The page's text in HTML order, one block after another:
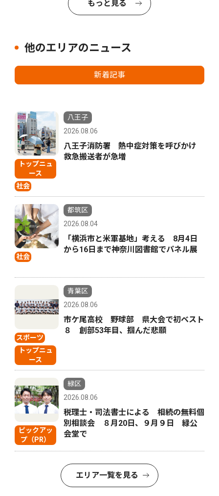
もっと見る
他のエリアのニュース
新着記事
トップニュ
ース
社会
八王子
2026.08.06
八王子消防署 熱中症対策を呼びかけ
救急搬送者が急増
社会
都筑区
2026.08.04
「横浜市と米軍基地」考える 8月4日
から16日まで神奈川図書館でパネル展
スポーツ
トップニュ
ース
青葉区
2026.08.06
市ケ尾高校 野球部 県大会で初ベスト
８ 創部53年目、掴んだ悲願
ピックアッ
プ（PR）
緑区
2026.08.06
税理士・司法書士による 相続の無料個
別相談会 ８月20日、９月９日 緑公
会堂で
エリア一覧を見る